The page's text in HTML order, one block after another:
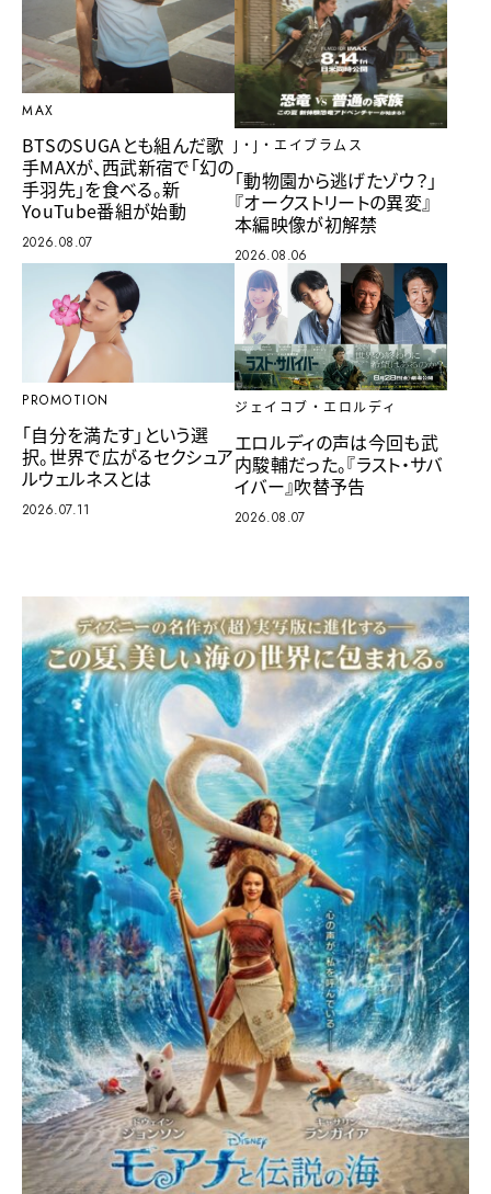
MAX
BTSのSUGAとも組んだ歌
手MAXが、西武新宿で「幻の
手羽先」を食べる。新
YouTube番組が始動
2026.08.07
J・J・エイブラムス
「動物園から逃げたゾウ？」
『オークストリートの異変』
本編映像が初解禁
2026.08.06
PROMOTION
「自分を満たす」という選
択。世界で広がるセクシュア
ルウェルネスとは
2026.07.11
ジェイコブ・エロルディ
エロルディの声は今回も武
内駿輔だった。『ラスト・サバ
イバー』吹替予告
2026.08.07